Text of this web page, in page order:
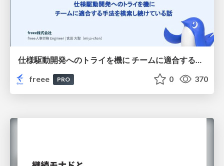
仕様駆動開発へのトライを機に チームに適合する手法を模索し続けている話
freee
PRO 0 370